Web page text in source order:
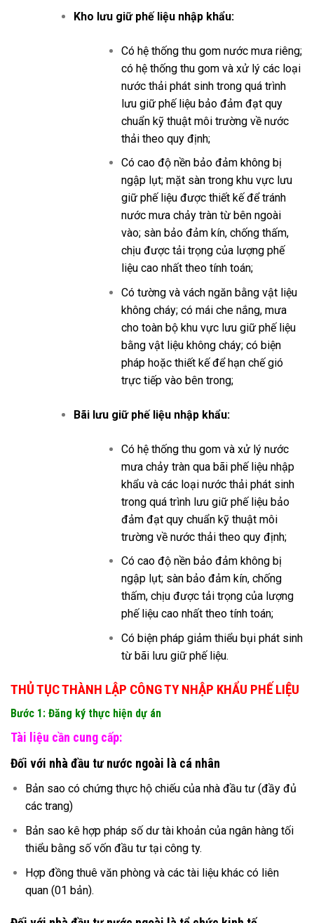
Kho lưu giữ phế liệu nhập khẩu:
Có hệ thống thu gom nước mưa riêng;
có hệ thống thu gom và xử lý các loại
nước thải phát sinh trong quá trình
lưu giữ phế liệu bảo đảm đạt quy
chuẩn kỹ thuật môi trường về nước
thải theo quy định;
Có cao độ nền bảo đảm không bị
ngập lụt; mặt sàn trong khu vực lưu
giữ phế liệu được thiết kế để tránh
nước mưa chảy tràn từ bên ngoài
vào; sàn bảo đảm kín, chống thấm,
chịu được tải trọng của lượng phế
liệu cao nhất theo tính toán;
Có tường và vách ngăn bằng vật liệu
không cháy; có mái che nắng, mưa
cho toàn bộ khu vực lưu giữ phế liệu
bằng vật liệu không cháy; có biện
pháp hoặc thiết kế để hạn chế gió
trực tiếp vào bên trong;
Bãi lưu giữ phế liệu nhập khẩu:
Có hệ thống thu gom và xử lý nước
mưa chảy tràn qua bãi phế liệu nhập
khẩu và các loại nước thải phát sinh
trong quá trình lưu giữ phế liệu bảo
đảm đạt quy chuẩn kỹ thuật môi
trường về nước thải theo quy định;
Có cao độ nền bảo đảm không bị
ngập lụt; sàn bảo đảm kín, chống
thấm, chịu được tải trọng của lượng
phế liệu cao nhất theo tính toán;
Có biện pháp giảm thiểu bụi phát sinh
từ bãi lưu giữ phế liệu.
THỦ TỤC THÀNH LẬP CÔNG TY NHẬP KHẨU PHẾ LIỆU
Bước 1: Đăng ký thực hiện dự án
Tài liệu cần cung cấp:
Đối với nhà đầu tư nước ngoài là cá nhân
Bản sao có chứng thực hộ chiếu của nhà đầu tư (đầy đủ
các trang)
Bản sao kê hợp pháp số dư tài khoản của ngân hàng tối
thiểu bằng số vốn đầu tư tại công ty.
Hợp đồng thuê văn phòng và các tài liệu khác có liên
quan (01 bản).